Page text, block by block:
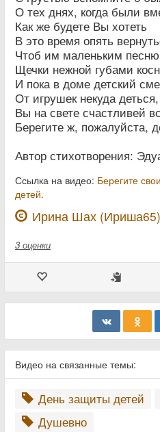
О тех днях, когда были
Как же будете Вы хотеть
В это время опять
Чтоб им маленьким песню
Щечки нежной губами
И пока в доме детский
От игрушек некуда деться,
Вы на свете счастливей
Берегите ж, пожалуйста,
Автор стихотворения:
Ссылка на видео: Берегите
детей.
Ирина Шах (Ириша65)
3 оценки
Видео на связанные темы:
День защиты детей
Душевно